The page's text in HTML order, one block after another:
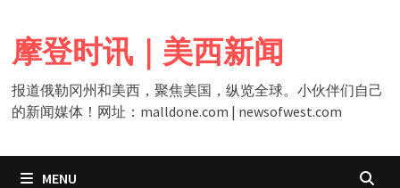
content
摩登时讯｜美西新闻
报道俄勒冈州和美西，聚焦美国，纵览全球。小伙伴们自己
的新闻媒体！网址：malldone.com | newsofwest.com
MENU